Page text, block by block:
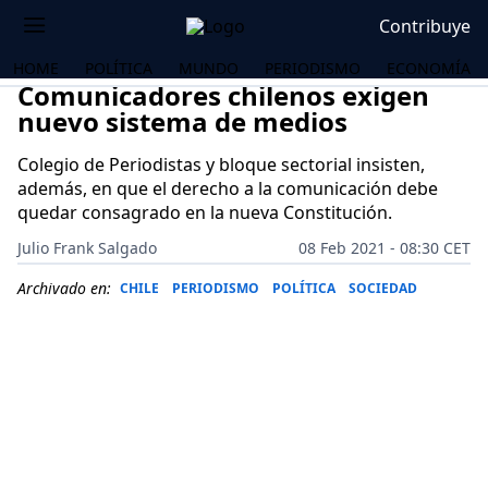
Contribuye
HOME POLÍTICA MUNDO PERIODISMO ECONOMÍA
Comunicadores chilenos exigen
nuevo sistema de medios
Colegio de Periodistas y bloque sectorial insisten,
además, en que el derecho a la comunicación debe
quedar consagrado en la nueva Constitución.
Julio Frank Salgado
08 Feb 2021 - 08:30 CET
Archivado en: CHILE PERIODISMO POLÍTICA SOCIEDAD